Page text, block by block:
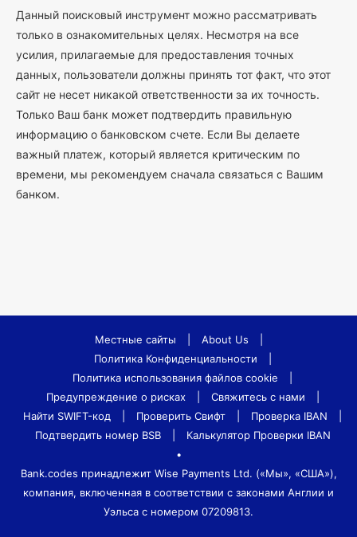
Данный поисковый инструмент можно рассматривать
только в ознакомительных целях. Несмотря на все
усилия, прилагаемые для предоставления точных
данных, пользователи должны принять тот факт, что этот
сайт не несет никакой ответственности за их точность.
Только Ваш банк может подтвердить правильную
информацию о банковском счете. Если Вы делаете
важный платеж, который является критическим по
времени, мы рекомендуем сначала связаться с Вашим
банком.
Местные сайты About Us
Политика Конфиденциальности
Политика использования файлов cookie
Предупреждение о рисках
Свяжитесь с нами
Найти SWIFT-код
Проверить Свифт Проверка IBAN
Подтвердить номер BSB
Калькулятор Проверки IBAN
•
Bank.codes принадлежит Wise Payments Ltd. («Мы», «США»),
компания, включенная в соответствии с законами Англии и
Уэльса с номером 07209813.